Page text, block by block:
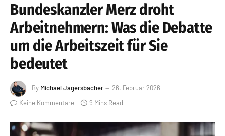
Bundeskanzler Merz droht
Arbeitnehmern: Was die Debatte
um die Arbeitszeit für Sie
bedeutet
By Michael Jagersbacher
26. Februar 2026
Keine Kommentare
9 Mins Read